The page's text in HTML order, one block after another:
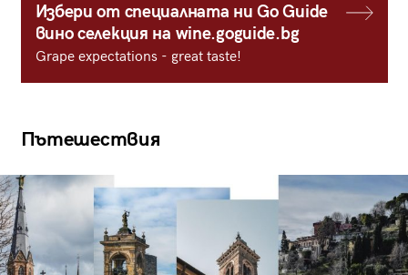
Избери от специалната ни Go Guide
вино селекция на wine.goguide.bg
Grape expectations - great taste!
Пътешествия